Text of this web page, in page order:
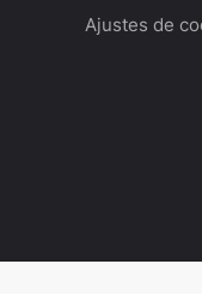
Ajustes de